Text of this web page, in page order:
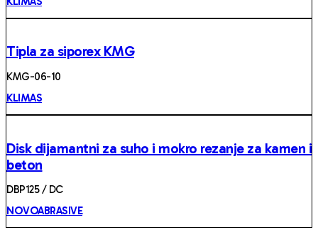
Tipla za siporex KMG
KMG-06-10
KLIMAS
Disk dijamantni za suho i mokro rezanje za kamen i
beton
DBP125 / DC
NOVOABRASIVE